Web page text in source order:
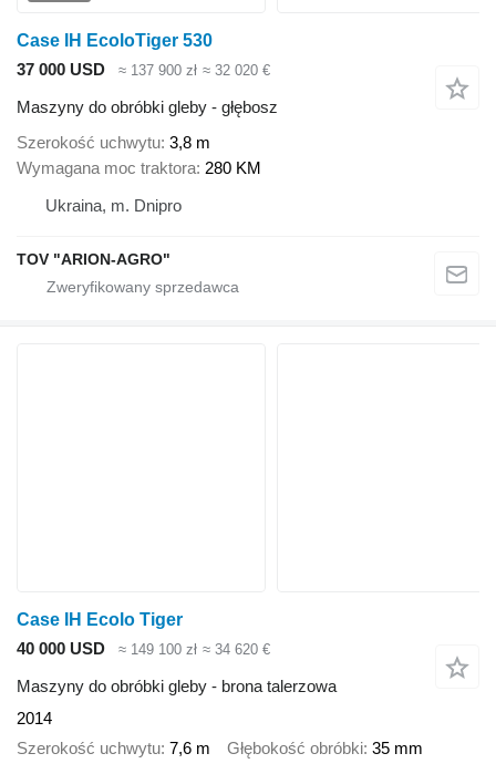
Case IH EcoloTiger 530
37 000 USD
≈ 137 900 zł ≈ 32 020 €
Maszyny do obróbki gleby - głębosz
Szerokość uchwytu 3,8 m
Wymagana moc traktora 280 KM
Ukraina, m. Dnipro
TOV "ARION-AGRO"
Case IH Ecolo Tiger
40 000 USD
≈ 149 100 zł ≈ 34 620 €
Maszyny do obróbki gleby - brona talerzowa
2014
Szerokość uchwytu 7,6 m Głębokość obróbki 35 mm